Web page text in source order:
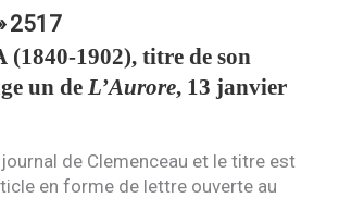
2517
(1840-1902), titre de son
un de L’Aurore, 13 janvier
journal de Clemenceau et le titre est
en forme de lettre ouverte au